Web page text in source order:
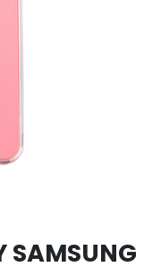
SAMSUNG